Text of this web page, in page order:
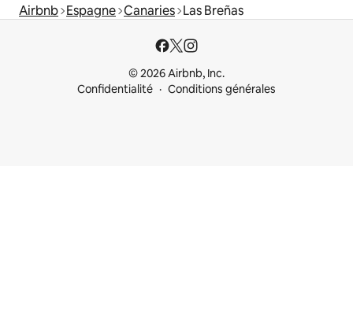
Airbnb Espagne Canaries Las Breñas
© 2026 Airbnb, Inc.
Confidentialité
Conditions générales